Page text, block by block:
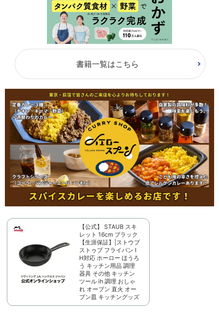
書籍一覧はこちら
【公式】 STAUB スキ
レット 16cm ブラック
【生涯保証】|ストウブ
ストゥブ フライパン I
H対応 ホーロー ほうろ
う キッチン用品 調理
器具 その他 キッチン
ツール ih 調理 おしゃ
れ オーブン 直火 オー
ブン皿 キッチングッズ